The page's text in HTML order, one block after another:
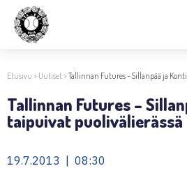
Etusivu > Uutiset>Tallinnan Futures – Sillanpää ja
Tallinnan Futures –
taipuivat puolivälierässä
19.7.2013 | 08:30